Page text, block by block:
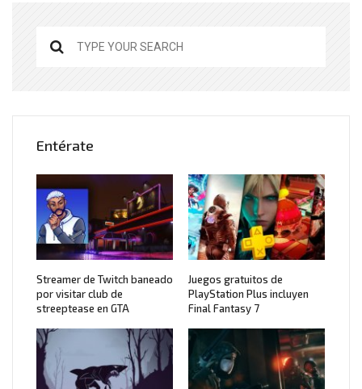
Entérate
Streamer de Twitch baneado
por visitar club de
streeptease en GTA
Juegos gratuitos de
PlayStation Plus incluyen
Final Fantasy 7